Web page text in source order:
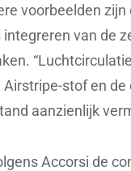
voorbeelden
van de
stof en
aanzienlijk
Accorsi de